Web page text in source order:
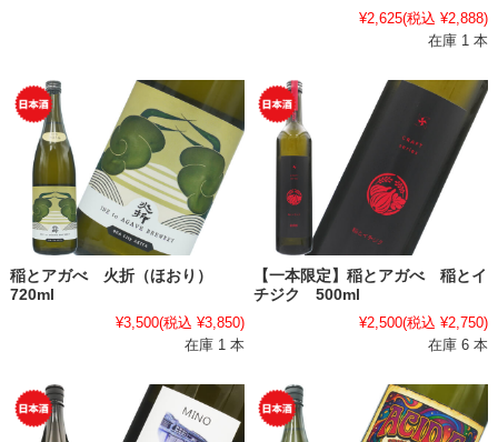
¥2,625(税込 ¥2,888)
在庫 1 本
稲とアガべ 火折（ほおり）
720ml
¥3,500(税込 ¥3,850)
在庫 1 本
【一本限定】稲とアガべ 稲とイ
チジク 500ml
¥2,500(税込 ¥2,750)
在庫 6 本